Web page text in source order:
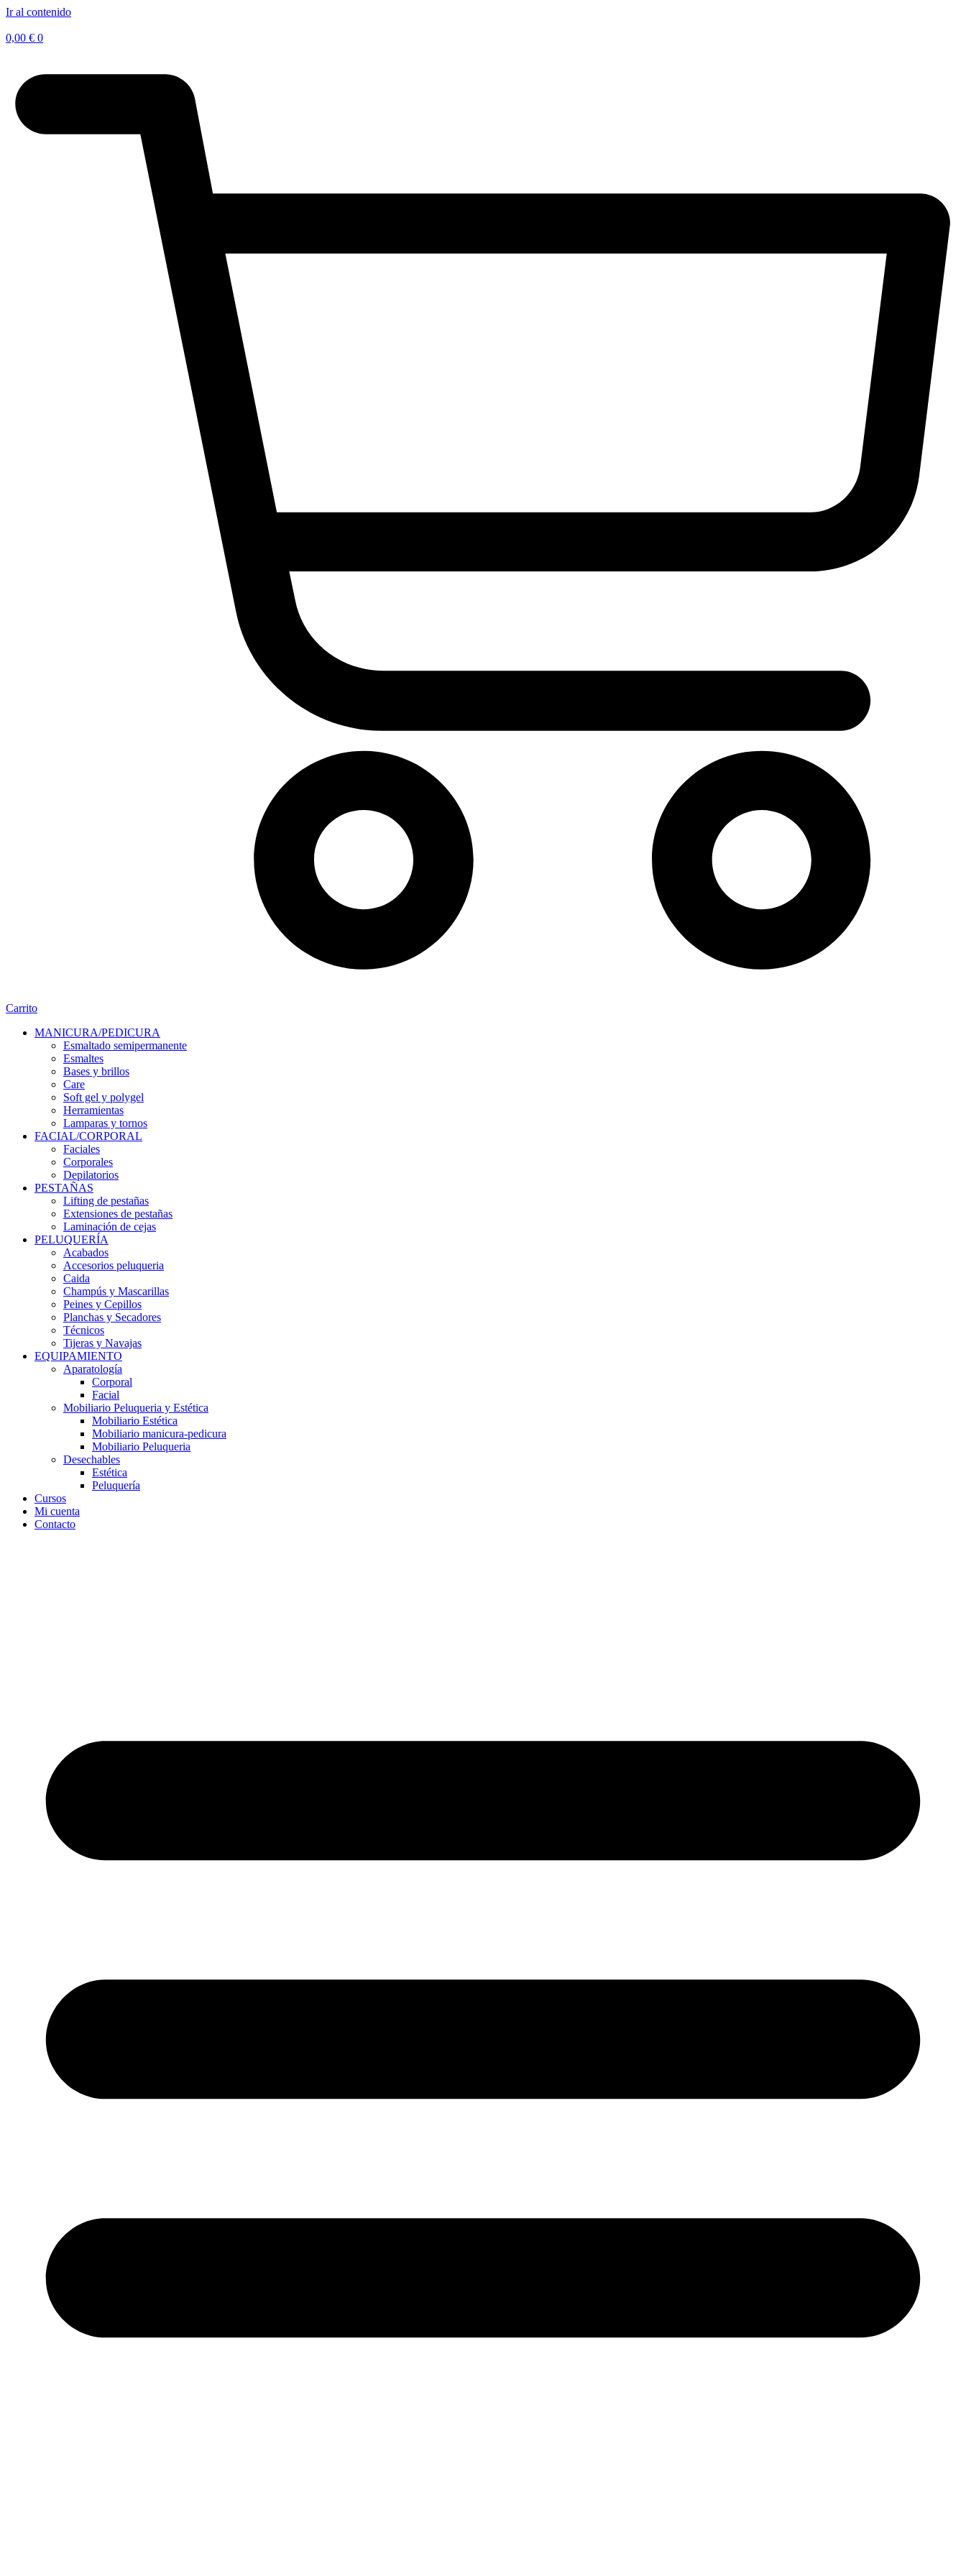
Ir al contenido
0,00 € 0
Carrito
MANICURA/PEDICURA
Esmaltado semipermanente
Esmaltes
Bases y brillos
Care
Soft gel y polygel
Herramientas
Lamparas y tornos
FACIAL/CORPORAL
Faciales
Corporales
Depilatorios
PESTAÑAS
Lifting de pestañas
Extensiones de pestañas
Laminación de cejas
PELUQUERÍA
Acabados
Accesorios peluqueria
Caida
Champús y Mascarillas
Peines y Cepillos
Planchas y Secadores
Técnicos
Tijeras y Navajas
EQUIPAMIENTO
Aparatología
Corporal
Facial
Mobiliario Peluqueria y Estética
Mobiliario Estética
Mobiliario manicura-pedicura
Mobiliario Peluqueria
Desechables
Estética
Peluquería
Cursos
Mi cuenta
Contacto